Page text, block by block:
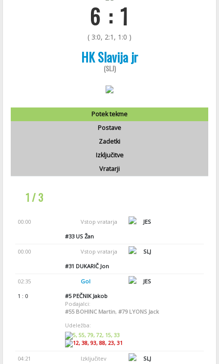
6 : 1
( 3:0, 2:1, 1:0 )
HK Slavija jr
(SLJ)
Potek tekme
Postave
Zadetki
Izključitve
Vratarji
1 / 3
00:00 Vstop vratarja
JES
#33US Žan
00:00 Vstop vratarja
SLJ
#31 DUKARIČ Jon
02:35 Gol
JES
1 : 0
#5PEČNIK Jakob
Podajalci:
#55BOHINC Martin, #79LYONS Jack
Udeležba:
5, 55, 79, 72, 15, 33
12, 38, 93, 88, 23, 31
04:21 Izključitev
SLJ